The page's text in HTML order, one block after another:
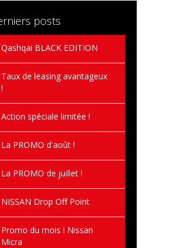
posts
Qashqai BLACK EDITION
Taux de leasing avantageux
!
Action spéciale limitée !
La PROMO d'août !
La PROMO de juillet !
NISSAN Drop Off Point
Promo du mois ! Nissan
Micra